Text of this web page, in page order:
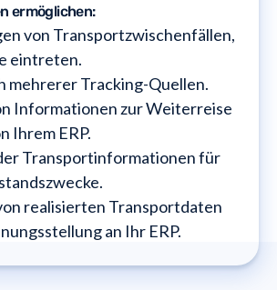
ermöglichen:
von Transportzwischenfällen,
eintreten.
mehrerer Tracking-Quellen.
Informationen zur Weiterreise
Ihrem ERP.
Transportinformationen für
realisierten Transportdaten
an Ihr ERP.